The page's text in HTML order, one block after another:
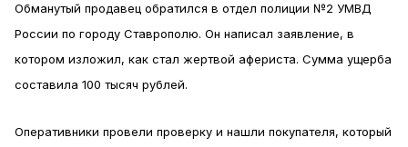
Обманутый продавец обратился в отдел полиции №2 УМВД
России по городу Ставрополю. Он написал заявление, в
котором изложил, как стал жертвой афериста. Сумма ущерба
составила 100 тысяч рублей.
Оперативники провели проверку и нашли покупателя, который